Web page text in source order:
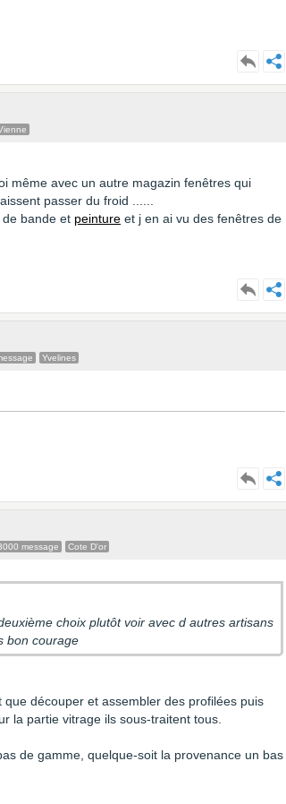
même avec un autre magazin fenêtres qui
passer du froid ......
bande et peinture et j en ai vu des fenêtres de
Yvelines
message Cote D'or
choix plutôt voir avec d autres artisans
bon courage
découper et assembler des profilées puis
la partie vitrage ils sous-traitent tous.
de gamme, quelque-soit la provenance un bas